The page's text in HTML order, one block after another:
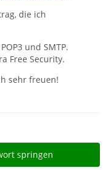
die ich
und SMTP.
Free Security.
sehr freuen!
springen